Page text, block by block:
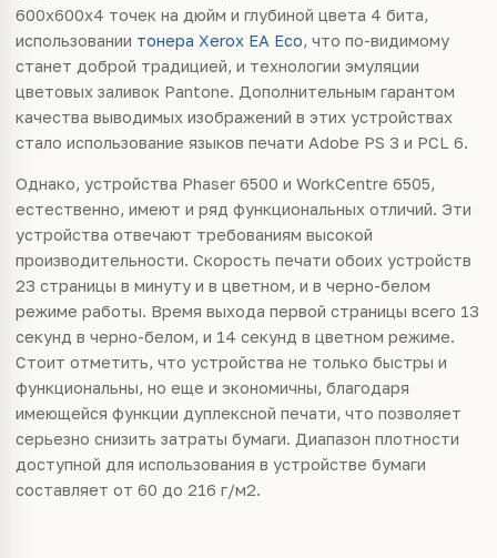
600х600x4 точек на дюйм и глубиной цвета 4 бита,
использовании тонера Xerox EA Eco, что по-видимому
станет доброй традицией, и технологии эмуляции
цветовых заливок Pantone. Дополнительным гарантом
качества выводимых изображений в этих устройствах
стало использование языков печати Adobe PS 3 и PCL 6.
Однако, устройства Phaser 6500 и WorkCentre 6505,
естественно, имеют и ряд функциональных отличий. Эти
устройства отвечают требованиям высокой
производительности. Скорость печати обоих устройств
23 страницы в минуту и в цветном, и в черно-белом
режиме работы. Время выхода первой страницы всего 13
секунд в черно-белом, и 14 секунд в цветном режиме.
Стоит отметить, что устройства не только быстры и
функциональны, но еще и экономичны, благодаря
имеющейся функции дуплексной печати, что позволяет
серьезно снизить затраты бумаги. Диапазон плотности
доступной для использования в устройстве бумаги
составляет от 60 до 216 г/м2.